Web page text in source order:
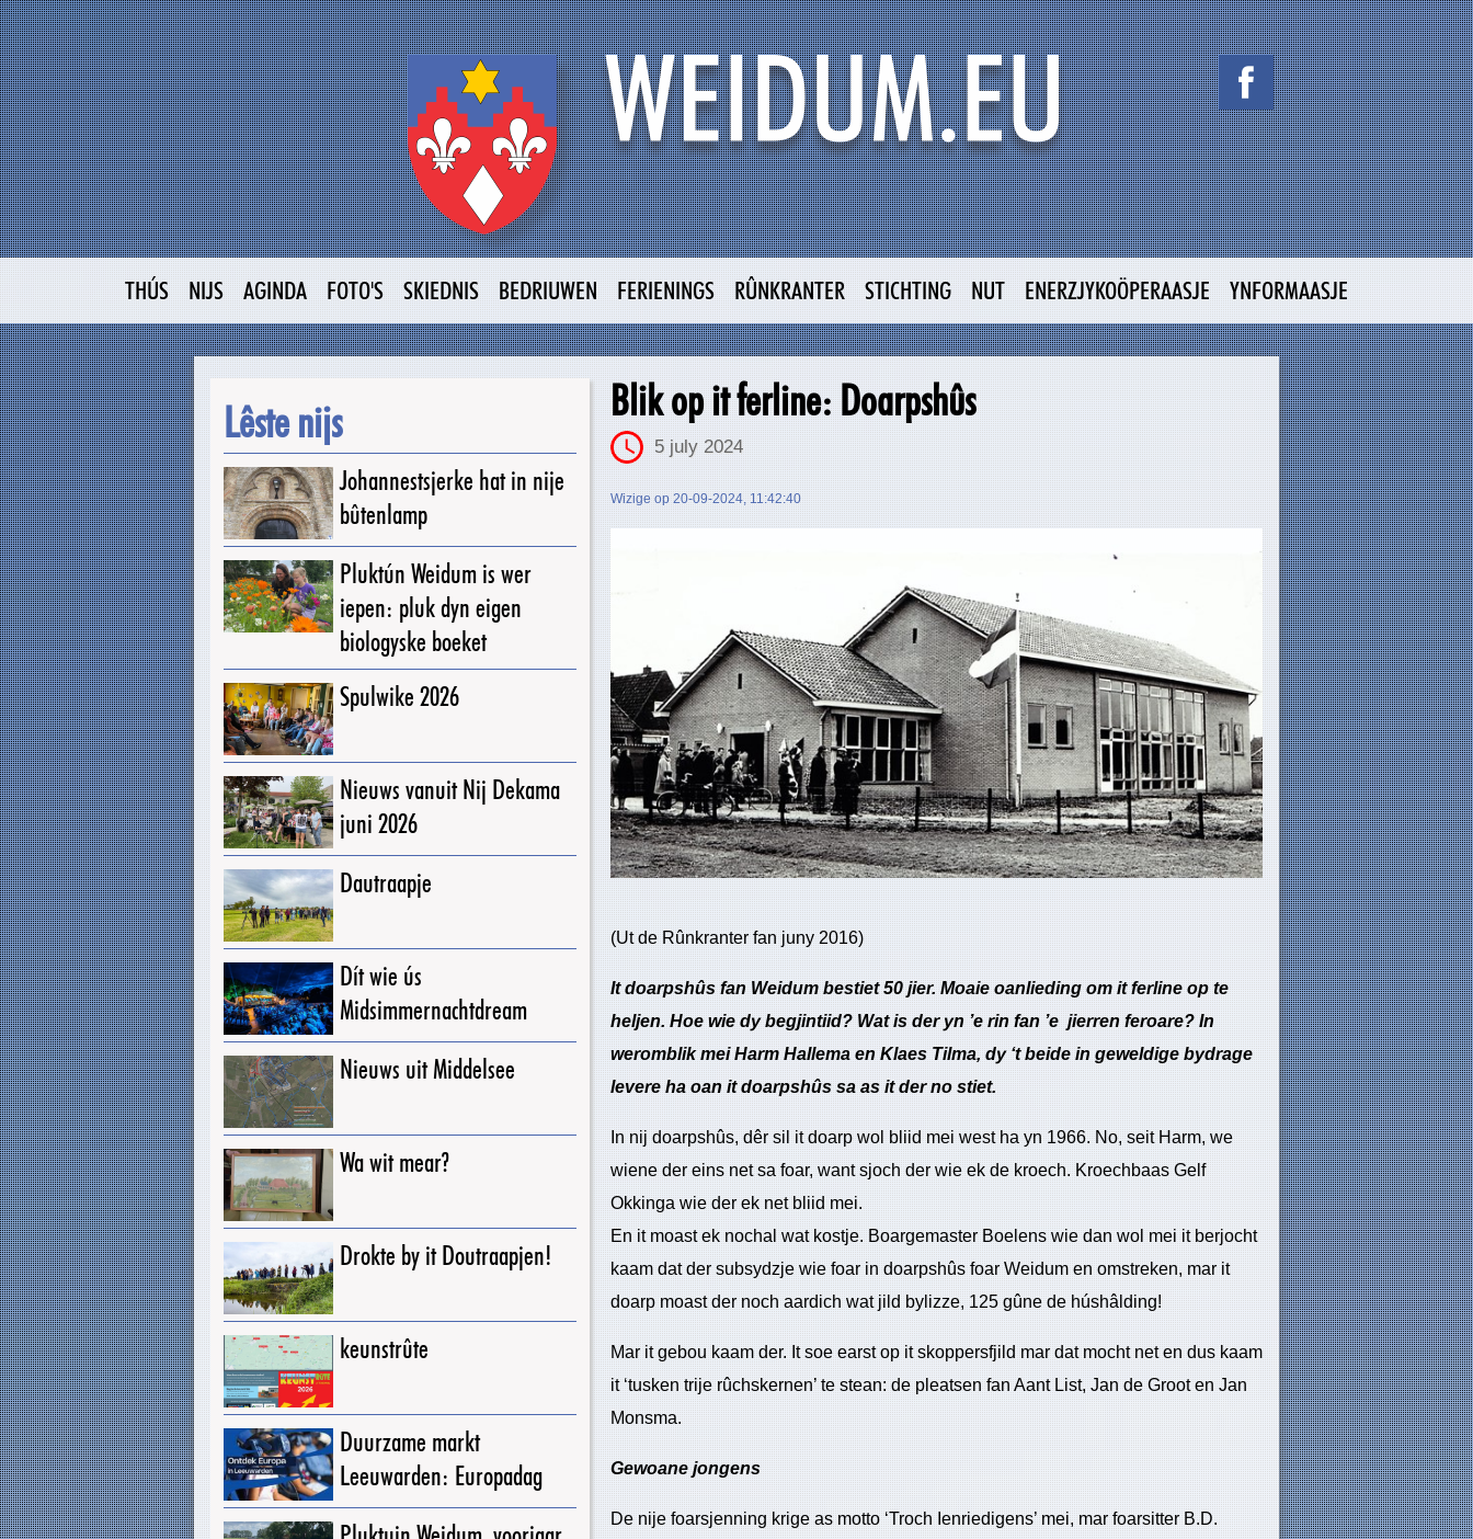
THÚS NIJS AGINDA FOTO'S SKIEDNIS BEDRIUWEN FERIENINGS RÛNKRANTER STICHTING NUT ENERZJYKOÖPERAASJE YNFORMAASJE
Lêste nijs
Johannestsjerke hat in nije
bûtenlamp
Pluktún Weidum is wer
iepen: pluk dyn eigen
biologyske boeket
Spulwike 2026
Nieuws vanuit Nij Dekama
juni 2026
Dautraapje
Dít wie ús
Midsimmernachtdream
Nieuws uit Middelsee
Wa wit mear?
Drokte by it Doutraapjen!
keunstrûte
Duurzame markt
Leeuwarden: Europadag
Blik op it ferline: Doarpshûs
5 july 2024
Wizige op 20-09-2024, 11:42:40
(Ut de Rûnkranter fan juny 2016)
It doarpshûs fan Weidum bestiet 50 jier. Moaie oanlieding om it ferline op te
heljen. Hoe wie dy begjintiid? Wat is der yn ’e rin fan ’e jierren feroare? In
weromblik mei Harm Hallema en Klaes Tilma, dy ‘t beide in geweldige bydrage
levere ha oan it doarpshûs sa as it der no stiet.
In nij doarpshûs, dêr sil it doarp wol bliid mei west ha yn 1966. No, seit Harm, we
wiene der eins net sa foar, want sjoch der wie ek de kroech. Kroechbaas Gelf
Okkinga wie der ek net bliid mei.
En it moast ek nochal wat kostje. Boargemaster Boelens wie dan wol mei it berjocht
kaam dat der subsydzje wie foar in doarpshûs foar Weidum en omstreken, mar it
doarp moast der noch aardich wat jild bylizze, 125 gûne de húshâlding!
Mar it gebou kaam der. It soe earst op it skoppersfjild mar dat mocht net en dus kaam
it ‘tusken trije rûchskernen’ te stean: de pleatsen fan Aant List, Jan de Groot en Jan
Monsma.
Gewoane jongens
De nije foarsjenning krige as motto ‘Troch Ienriedigens’ mei, mar foarsitter B.D.